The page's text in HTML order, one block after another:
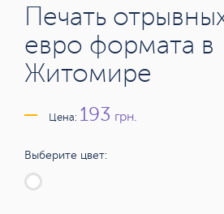
Печать
евро формата в
Житомире
Цена: 193 грн.
Выберите цвет: